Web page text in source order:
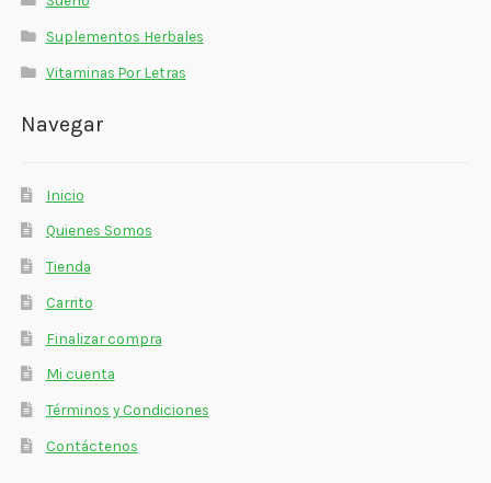
Suplementos Herbales
Vitaminas Por Letras
Navegar
Inicio
Quienes Somos
Tienda
Carrito
Finalizar compra
Mi cuenta
Términos y Condiciones
Contáctenos